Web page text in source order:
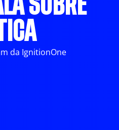
SOBRE
da IgnitionOne